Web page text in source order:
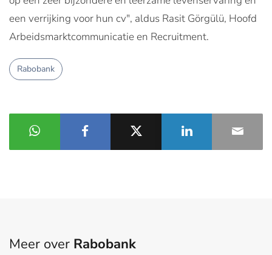
een verrijking voor hun cv", aldus Rasit Görgülü, Hoofd
Arbeidsmarktcommunicatie en Recruitment.
Rabobank
Meer over Rabobank